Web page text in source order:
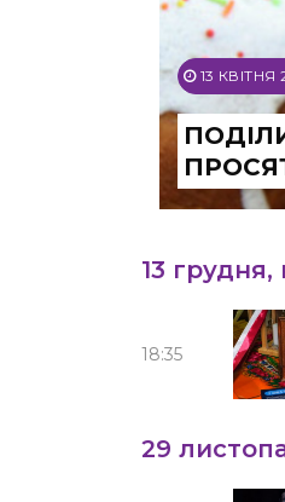
13 КВІТНЯ
13 грудня,
18:35
29